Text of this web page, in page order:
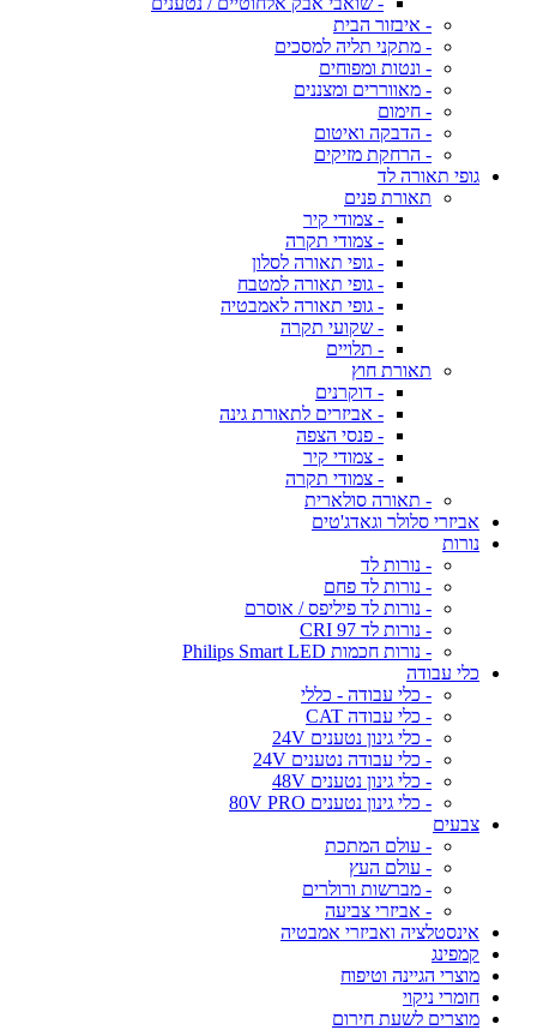
- איבזור הבית
- מתקני תליה למסכים
- ונטות ומפוחים
- מאווררים ומצננים
- חימום
- הדבקה ואיטום
- הרחקת מזיקים
גופי תאורה לד
תאורת פנים
- צמודי קיר
- צמודי תקרה
- גופי תאורה לסלון
- גופי תאורה למטבח
- גופי תאורה לאמבטיה
- שקועי תקרה
- תלויים
תאורת חוץ
- דוקרנים
- אביזרים לתאורת גינה
- פנסי הצפה
- צמודי קיר
- צמודי תקרה
- תאורה סולארית
אביזרי סלולר וגאדג'טים
נורות
- נורות לד
- נורות לד פחם
- נורות לד פיליפס / אוסרם
- נורות לד CRI 97
- נורות חכמות Philips Smart LED
כלי עבודה
- כלי עבודה - כללי
- כלי עבודה CAT
- כלי גינון נטענים 24V
- כלי עבודה נטענים 24V
- כלי גינון נטענים 48V
- כלי גינון נטענים 80V PRO
צבעים
- עולם המתכת
- עולם העץ
- מברשות ורולרים
- אביזרי צביעה
אינסטלציה ואביזרי אמבטיה
קמפינג
מוצרי הגיינה וטיפוח
חומרי ניקוי
מוצרים לשעת חירום